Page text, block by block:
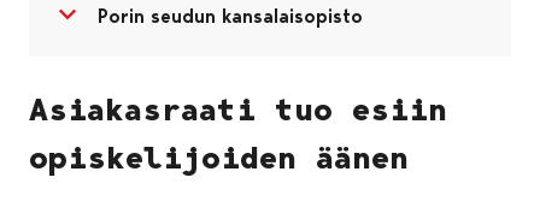
Avaa valikko
Sulje valikko
Porin seudun kansalaisopisto
Asiakasraati tuo esiin
opiskelijoiden äänen